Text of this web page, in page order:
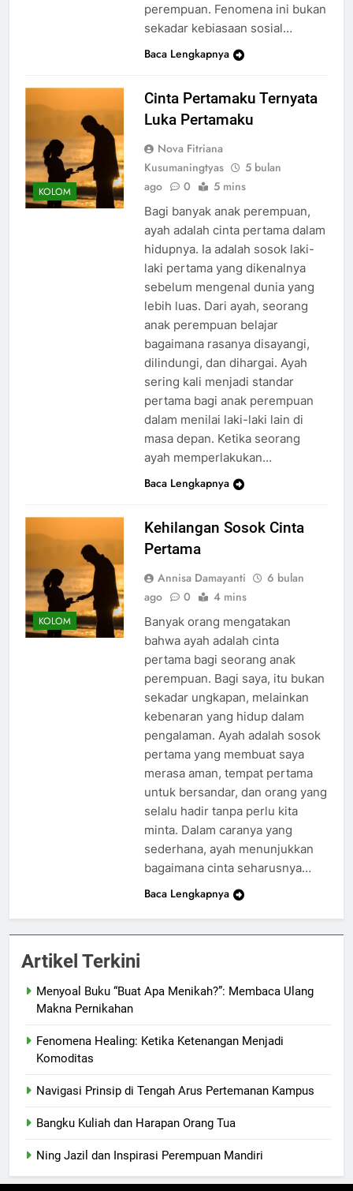
perempuan. Fenomena ini bukan
sekadar kebiasaan sosial…
Baca Lengkapnya
KOLOM
Cinta Pertamaku Ternyata
Luka Pertamaku
Nova Fitriana
Kusumaningtyas
5 bulan
ago
0 5 mins
Bagi banyak anak perempuan,
ayah adalah cinta pertama dalam
hidupnya. Ia adalah sosok laki-
laki pertama yang dikenalnya
sebelum mengenal dunia yang
lebih luas. Dari ayah, seorang
anak perempuan belajar
bagaimana rasanya disayangi,
dilindungi, dan dihargai. Ayah
sering kali menjadi standar
pertama bagi anak perempuan
dalam menilai laki-laki lain di
masa depan. Ketika seorang
ayah memperlakukan…
Baca Lengkapnya
KOLOM
Kehilangan Sosok Cinta
Pertama
Annisa Damayanti
6 bulan
ago
0 4 mins
Banyak orang mengatakan
bahwa ayah adalah cinta
pertama bagi seorang anak
perempuan. Bagi saya, itu bukan
sekadar ungkapan, melainkan
kebenaran yang hidup dalam
pengalaman. Ayah adalah sosok
pertama yang membuat saya
merasa aman, tempat pertama
untuk bersandar, dan orang yang
selalu hadir tanpa perlu kita
minta. Dalam caranya yang
sederhana, ayah menunjukkan
bagaimana cinta seharusnya…
Baca Lengkapnya
Artikel Terkini
Menyoal Buku “Buat Apa Menikah?”: Membaca Ulang
Makna Pernikahan
Fenomena Healing: Ketika Ketenangan Menjadi
Komoditas
Navigasi Prinsip di Tengah Arus Pertemanan Kampus
Bangku Kuliah dan Harapan Orang Tua
Ning Jazil dan Inspirasi Perempuan Mandiri